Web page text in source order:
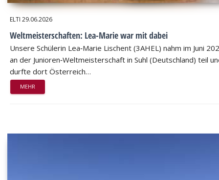
ELTI 29.06.2026
Weltmeisterschaften: Lea-Marie war mit dabei
Unsere Schülerin Lea‑Marie Lischent (3AHEL) nahm im Juni
an der Junioren‑Weltmeisterschaft in Suhl (Deutschland) teil
durfte dort Österreich…
MEHR